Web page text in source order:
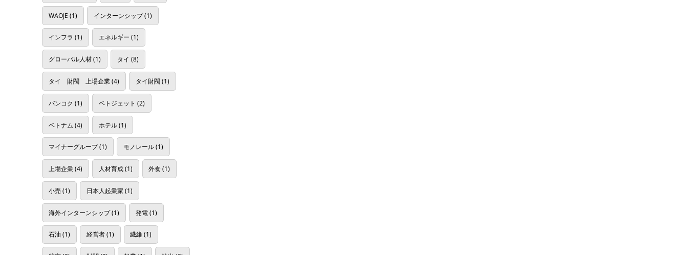
WAOJE (1) インターンシップ(1)
インフラ (1) エネルギー (1)
グローバル人材(1) タイ (8)
タイ 財閥 上場企業(4) タイ財閥(1)
バンコク (1) ベトジェット (2)
ベトナム (4) ホテル(1)
マイナーグループ(1) モノレール(1)
上場企業(4) 人材育成(1) 外食(1)
小売(1) 日本人起業家 (1)
海外インターンシップ(1) 発電(1)
石油 (1) 経営者(1) 繊維(1)